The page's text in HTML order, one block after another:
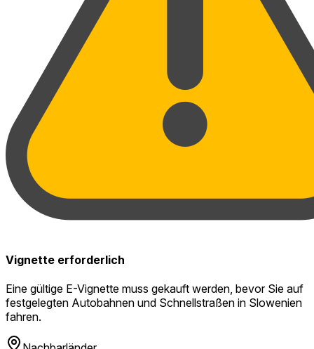
Vignette erforderlich
Eine gültige E-Vignette muss gekauft werden, bevor Sie auf
festgelegten Autobahnen und Schnellstraßen in Slowenien
fahren.